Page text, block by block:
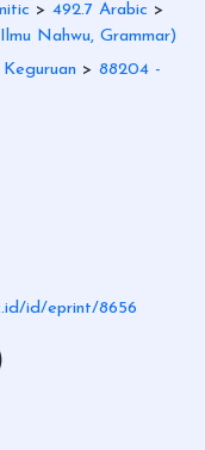
> 492.7 Arabic >
Nahwu, Grammar)
> 88204 -
id/eprint/8656